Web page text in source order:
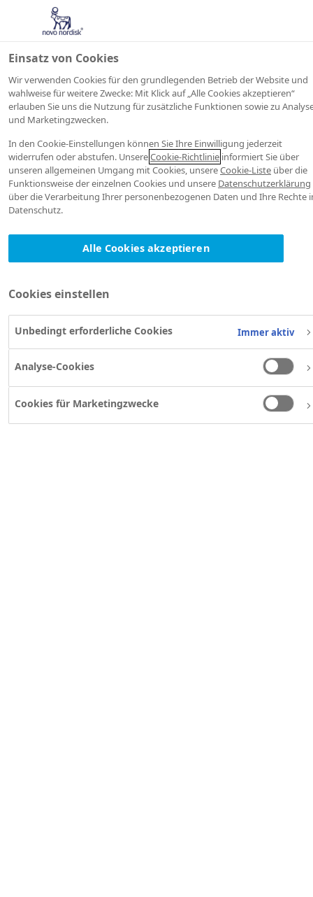
Einsatz von Cookies
Wir verwenden Cookies für den grundlegenden Betrieb der Website und
wahlweise für weitere Zwecke: Mit Klick auf „Alle Cookies akzeptieren“
erlauben Sie uns die Nutzung für zusätzliche Funktionen sowie zu
und Marketingzwecken.
In den Cookie-Einstellungen können Sie Ihre Einwilligung jederzeit
widerrufen oder abstufen. UnsereCookie-Richtlinie informiert Sie über
unseren allgemeinen Umgang mit Cookies, unsereCookie-Liste über die
Funktionsweise der einzelnen Cookies und unsere Datenschutzerklärung
über die Verarbeitung Ihrer personenbezogenen Daten und Ihre Rechte
Datenschutz.
Alle Cookies akzeptieren
Cookies einstellen
Unbedingt erforderliche Cookies Immer aktiv
Analyse-Cookies
Cookies für Marketingzwecke